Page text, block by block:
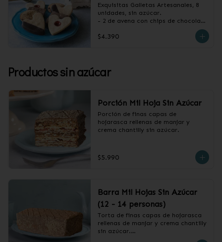
Exquisitas Galletas Artesanales, 8
unidades, sin azúcar.
- 2 de avena con chips de chocolate
chocolate
$4.390
Productos sin azúcar
Porción Mil Hoja Sin Azúcar
Porción de finas capas de
hojarasca rellenas de manjar y
crema chantilly sin azúcar.
$5.990
Barra Mil Hojas Sin Azúcar
(12 - 14 personas)
Torta de finas capas de hojarasca
rellenas de manjar y crema chantilly
sin azúcar.